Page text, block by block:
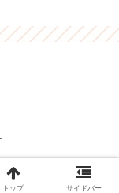
トップ サイドバー